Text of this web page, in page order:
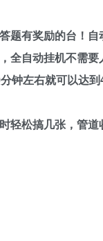
题有奖励的台！自
，全自动挂机不需
钟左右就可以达
轻松搞几张，管